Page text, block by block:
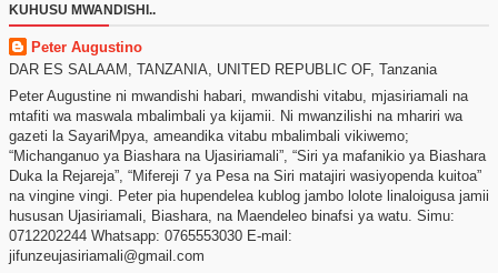
KUHUSU MWANDISHI..
Peter Augustino
DAR ES SALAAM, TANZANIA, UNITED REPUBLIC OF, Tanzania
Peter Augustine ni mwandishi habari, mwandishi vitabu, mjasiriamali na
mtafiti wa maswala mbalimbali ya kijamii. Ni mwanzilishi na mhariri wa
gazeti la SayariMpya, ameandika vitabu mbalimbali vikiwemo;
“Michanganuo ya Biashara na Ujasiriamali”, “Siri ya mafanikio ya Biashara
Duka la Rejareja”, “Mifereji 7 ya Pesa na Siri matajiri wasiyopenda kuitoa”
na vingine vingi. Peter pia hupendelea kublog jambo lolote linaloigusa jamii
hususan Ujasiriamali, Biashara, na Maendeleo binafsi ya watu. Simu:
0712202244 Whatsapp: 0765553030 E-mail:
jifunzeujasiriamali@gmail.com